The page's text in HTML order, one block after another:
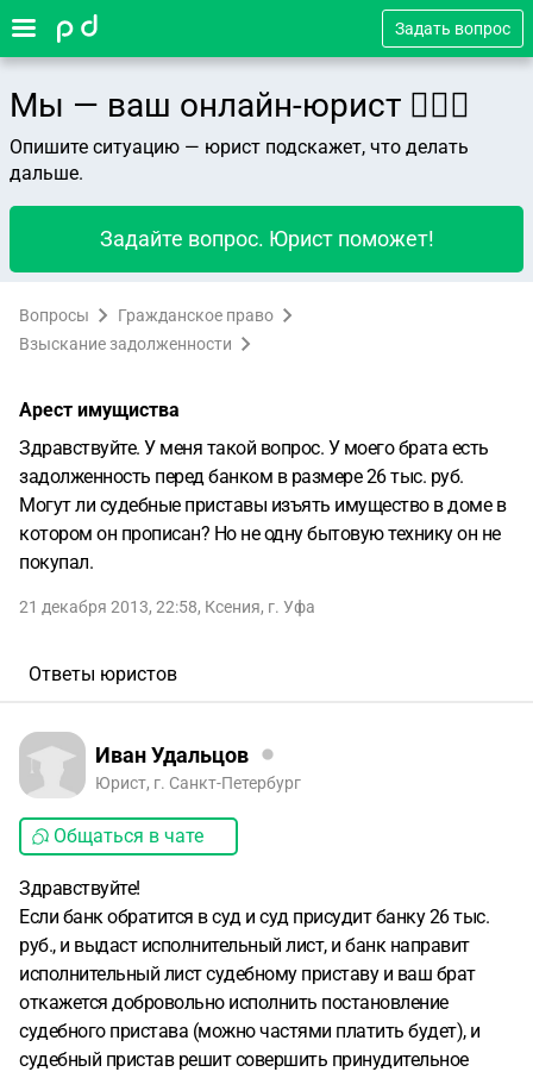
Задать вопрос
Мы — ваш онлайн-юрист 👨🏻‍⚖️
Опишите ситуацию — юрист подскажет, что делать
дальше.
Задайте вопрос. Юрист поможет!
Вопросы
Гражданское право
Взыскание задолженности
Арест имущиства
Здравствуйте. У меня такой вопрос. У моего брата есть
задолженность перед банком в размере 26 тыс. руб.
Могут ли судебные приставы изъять имущество в доме в
котором он прописан? Но не одну бытовую технику он не
покупал.
21 декабря 2013, 22:58, Ксения, г. Уфа
Ответы юристов
Иван Удальцов
Юрист, г. Санкт-Петербург
Общаться в чате
Здравствуйте!
Если банк обратится в суд и суд присудит банку 26 тыс.
руб., и выдаст исполнительный лист, и банк направит
исполнительный лист судебному приставу и ваш брат
откажется добровольно исполнить постановление
судебного пристава (можно частями платить будет), и
судебный пристав решит совершить принудительное